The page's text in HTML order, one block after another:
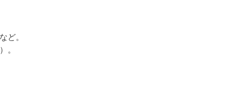
ど。
。